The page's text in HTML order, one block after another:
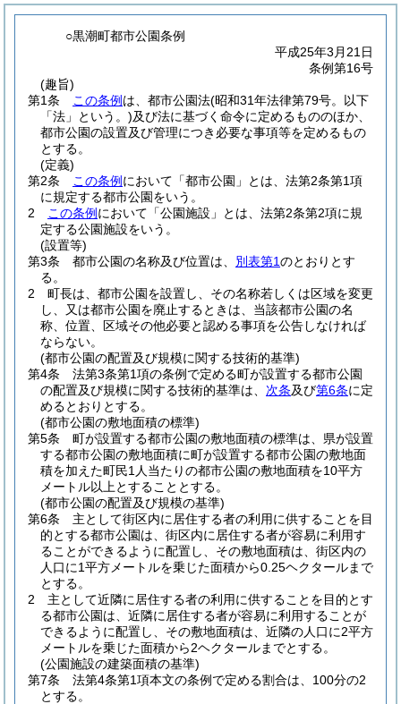
○黒潮町都市公園条例
平成25年3月21日
条例第16号
(趣旨)
第1条
この条例 は、都市公園法(昭和31年法律第79号。以下
「法」という。)及び法に基づく命令に定めるもののほか、
都市公園の設置及び管理につき必要な事項等を定めるもの
とする。
(定義)
第2条
この条例 において「都市公園」とは、法第2条第1項
に規定する都市公園をいう。
2
この条例 において「公園施設」とは、法第2条第2項に規
定する公園施設をいう。
(設置等)
第3条
都市公園の名称及び位置は、 別表第1のとおりとす
る。
2
町長は、都市公園を設置し、その名称若しくは区域を変更
し、又は都市公園を廃止するときは、当該都市公園の名
称、位置、区域その他必要と認める事項を公告しなければ
ならない。
(都市公園の配置及び規模に関する技術的基準)
第4条
法第3条第1項の条例で定める町が設置する都市公園
の配置及び規模に関する技術的基準は、 次条及び第6条に定
めるとおりとする。
(都市公園の敷地面積の標準)
第5条
町が設置する都市公園の敷地面積の標準は、県が設置
する都市公園の敷地面積に町が設置する都市公園の敷地面
積を加えた町民1人当たりの都市公園の敷地面積を10平方
メートル以上とすることとする。
(都市公園の配置及び規模の基準)
第6条
主として街区内に居住する者の利用に供することを目
的とする都市公園は、街区内に居住する者が容易に利用す
ることができるように配置し、その敷地面積は、街区内の
人口に1平方メートルを乗じた面積から0.25ヘクタールまで
とする。
2
主として近隣に居住する者の利用に供することを目的とす
る都市公園は、近隣に居住する者が容易に利用することが
できるように配置し、その敷地面積は、近隣の人口に2平方
メートルを乗じた面積から2ヘクタールまでとする。
(公園施設の建築面積の基準)
第7条
法第4条第1項本文の条例で定める割合は、100分の2
とする。